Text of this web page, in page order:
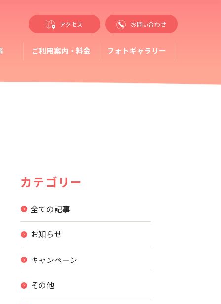
アクセス お問い合わせ
ご利用案内・料金 フォトギャラリー
カテゴリー
全ての記事
お知らせ
キャンペーン
その他